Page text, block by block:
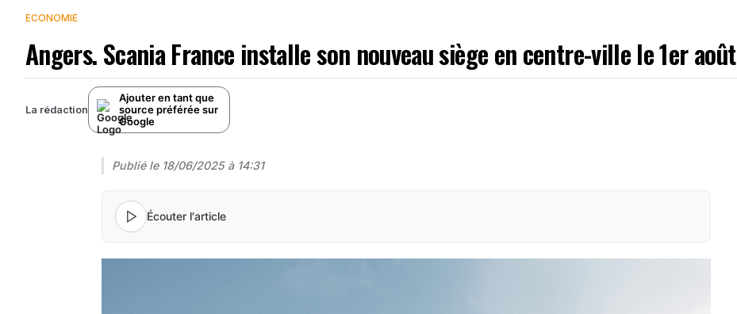
ECONOMIE
Angers. Scania France installe son nouveau siège en centre-ville le 1er août
La rédaction
Ajouter en tant que
source préférée sur
Google
Publié le 18/06/2025 à 14:31
Écouter l'article